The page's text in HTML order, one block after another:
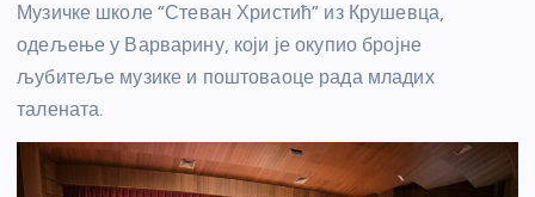
Музичке школе “Стеван Христић” из Крушевца,
одељење у Варварину, који је окупио бројне
љубитеље музике и поштоваоце рада младих
талената.